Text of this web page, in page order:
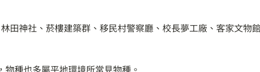
田神社、菸樓建築群、移民村警察廳、校長夢工廠、客家文物
種也多屬平地環境所常見物種。